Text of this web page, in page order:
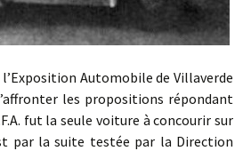
Automobile de Villaverde
les propositions répondant
fut la seule voiture à concourir sur
par la suite testée par la Direction